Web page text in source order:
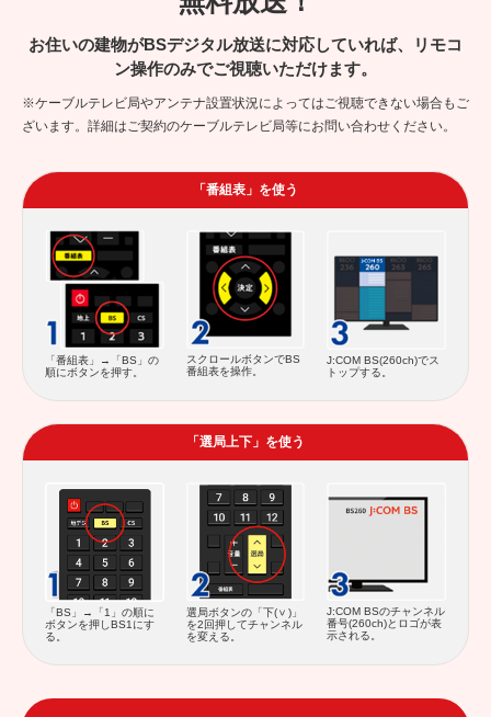
お住いの建物がBSデジタル放送に対応していれば、リモコ
ン操作のみでご視聴いただけます。
※ケーブルテレビ局やアンテナ設置状況によってはご視聴できない場合もご
ざいます。詳細はご契約のケーブルテレビ局等にお問い合わせください。
「番組表」を使う
「番組表」→「BS」の
順にボタンを押す。
スクロールボタンでBS
番組表を操作。
J:COM BS(260ch)でス
トップする。
「選局上下」を使う
「BS」→「1」の順に
ボタンを押しBS1にす
る。
選局ボタンの「下(
)」
を2回押してチャンネル
を変える。
J:COM BSのチャンネル
番号(260ch)とロゴが表
示される。